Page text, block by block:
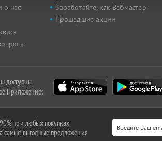
о нас
Заработайте, как Вебмастер
Прошедшие акции
доступны
Приложение:
при любых покупках
самые выгодные предложения